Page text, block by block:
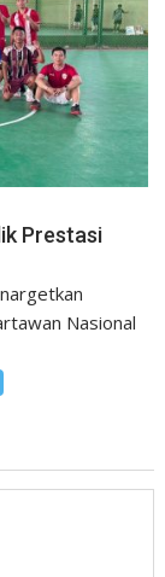
Prestasi
Nasional